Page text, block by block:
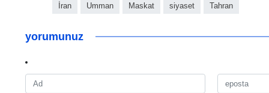
İran Umman Maskat siyaset Tahran
yorumunuz